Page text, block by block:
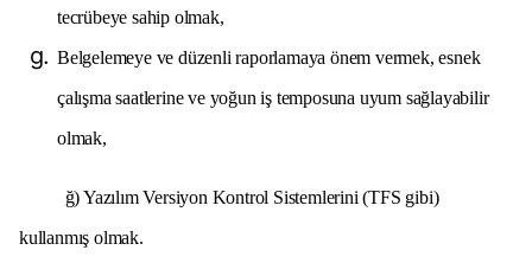
tecrübeye sahip olmak,
Belgelemeye ve düzenli raporlamaya önem vermek, esnek
çalışma saatlerine ve yoğun iş temposuna uyum sağlayabilir
olmak,
ğ) Yazılım Versiyon Kontrol Sistemlerini (TFS gibi)
kullanmış olmak.